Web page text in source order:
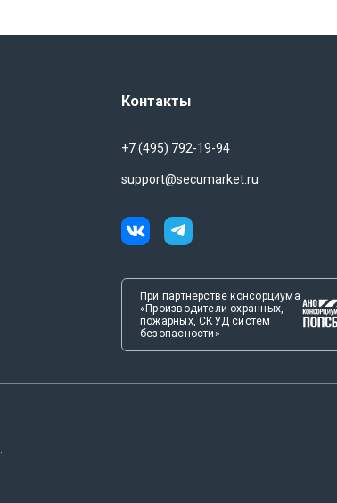
Контакты
+7 (495) 792-19-94
support@secumarket.ru
При партнерстве консорциума
«Производители охранных,
пожарных, СКУД систем
безопасности»